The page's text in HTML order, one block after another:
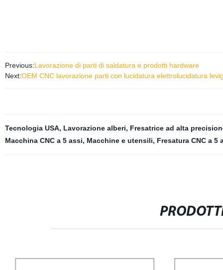
Previous:Lavorazione di parti di saldatura e prodotti hardware
Next:OEM CNC lavorazione parti con lucidatura elettrolucidatura
Tecnologia USA, Lavorazione alberi, Fresatrice ad alta
Macchina CNC a 5 assi, Macchine e utensili, Fresatura CNC a 5